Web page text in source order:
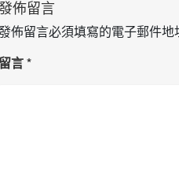
佈留言
佈留言必須填寫的電子郵件地
留言*